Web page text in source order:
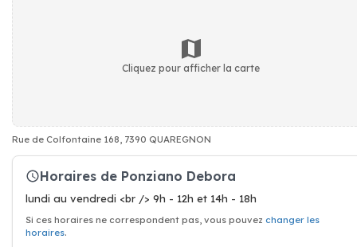
Cliquez pour afficher la carte
Rue de Colfontaine 168, 7390 QUAREGNON
Horaires de Ponziano Debora
lundi au vendredi <br /> 9h - 12h et 14h - 18h
Si ces horaires ne correspondent pas, vous pouvez changer les
horaires.